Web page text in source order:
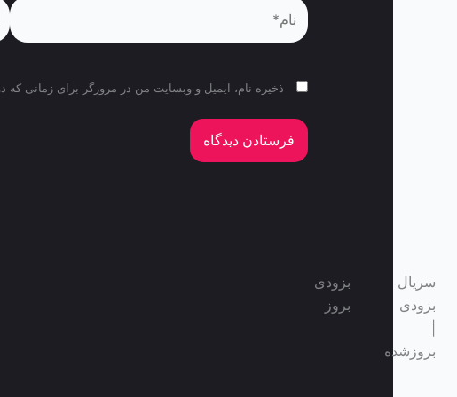
نام*
ذخیره نام، ایمیل و وبسایت من در مرورگر برای زمانی که
سریال
بزودی
بروزشده
بزودی
بروز